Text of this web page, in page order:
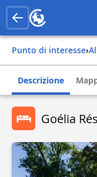
Punto di interesse›
Descrizione
Goélia